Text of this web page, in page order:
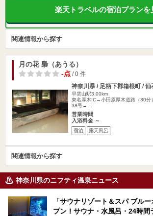
楽天トラベルの宿泊プランを
関連情報から探す
月の花 梟（あうる）
-点/ 0 件
神奈川県 / 足柄下郡箱根町 / 仙
早雲山駅3.00km
東名厚木IC→小田原厚木道路（30
38号→…
営業時間
入浴料金 ～
宿泊 露天風呂
関連情報から探す
神奈川県のニフティ温泉ニュース
「サウナリゾート＆スパ ブル
プン！サウナ・水風呂・24時間